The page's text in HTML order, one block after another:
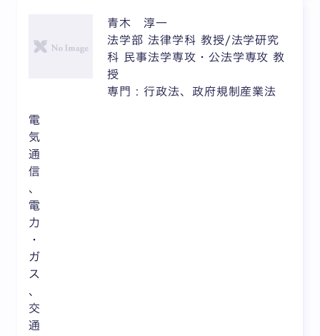
青木 淳一
法学部 法律学科 教授/法学研究
科 民事法学専攻・公法学専攻 教
授
専門 : 行政法、政府規制産業法
電
気
通
信
、
電
力
・
ガ
ス
、
交
通